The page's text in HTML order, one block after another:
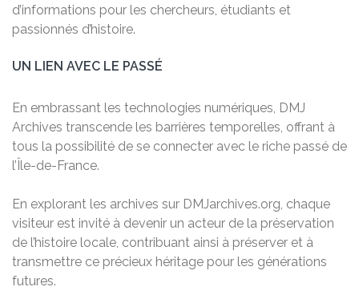
d’informations pour les chercheurs, étudiants et
passionnés d’histoire.
UN LIEN AVEC LE PASSÉ
En embrassant les technologies numériques, DMJ
Archives transcende les barrières temporelles, offrant à
tous la possibilité de se connecter avec le riche passé de
l’Île-de-France.
En explorant les archives sur DMJarchives.org, chaque
visiteur est invité à devenir un acteur de la préservation
de l’histoire locale, contribuant ainsi à préserver et à
transmettre ce précieux héritage pour les générations
futures.